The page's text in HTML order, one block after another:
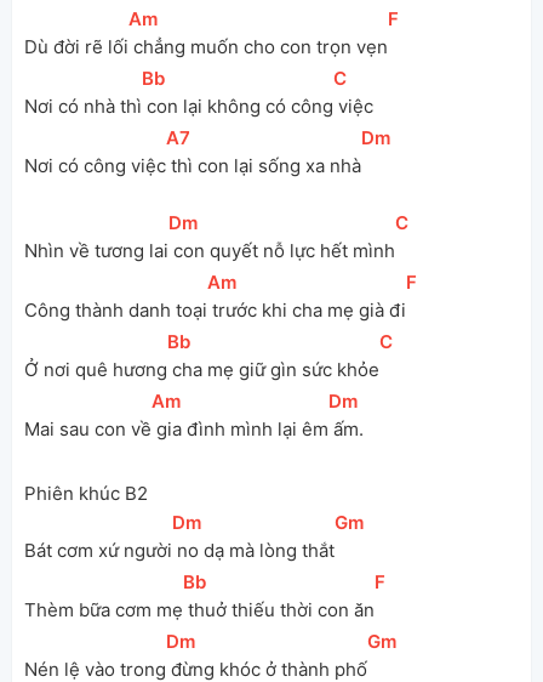
Dù đời rẽ lối
[
Am
chẳng muốn cho con trọn vẹn
[F
Nơi có nhà thì
[Bb
con lại không có công
[
C
việc
Nơi có công việc
[
A7
thì con lại sống xa nhà
[Dm
Nhìn về tương lai
[Dm
con quyết nỗ lực hết mình
[
C
Công thành danh toại
[
Am
trước khi cha mẹ già đi
[F
Ở nơi quê hương
[Bb
cha mẹ giữ gìn sức khỏe
[
C
Mai sau con về
[
Am
gia đình mình lại êm
[Dm
ấm.
Phiên khúc B2
Bát cơm xứ người
[Dm
no dạ mà lòng thắt
[
Gm
Thèm bữa cơm mẹ
[Bb
thuở thiếu thời con ăn
[F
Nén lệ vào trong
[Dm
đừng khóc ở thành phố
[
Gm